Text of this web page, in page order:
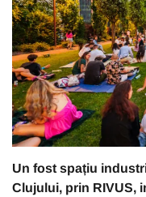
Un fost spațiu
Clujului, prin RIVUS,